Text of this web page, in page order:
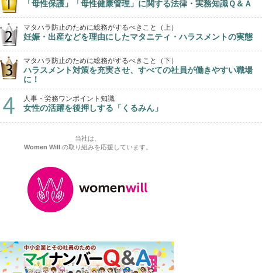
「母性保護」「母性健康管理」に関する法律・実務知識Ｑ＆Ａ
マタハラ防止のために総務がするべきこと（上）
妊娠・出産などを理由にしたマタニティ・ハラスメントの実態
マタハラ防止のために総務がするべきこと（下）
ハラスメント対策を充実させ、すべての社員が働きやすい職場
に！
人事・労務ワンポイント知識
女性の活躍を後押しする「くるみん」
当社は、
Women Willの取り組みを応援しています。